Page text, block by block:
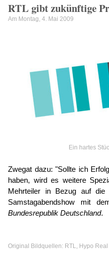
RTL gibt zukünftige
Am Montag, 4. Mai 2009
Ein hartes
Zwegat dazu: "Sollte ich
haben, wird es weitere
Mehrteiler in Bezug auf
Samstagabendshow mit
Bundesrepublik Deutschland.
Original Bildquellen: RTL, Hypo Real